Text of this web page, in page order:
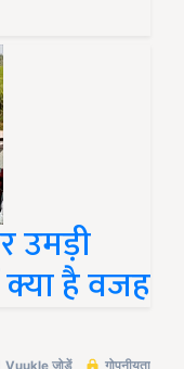
उमड़ी
क्या है वजह